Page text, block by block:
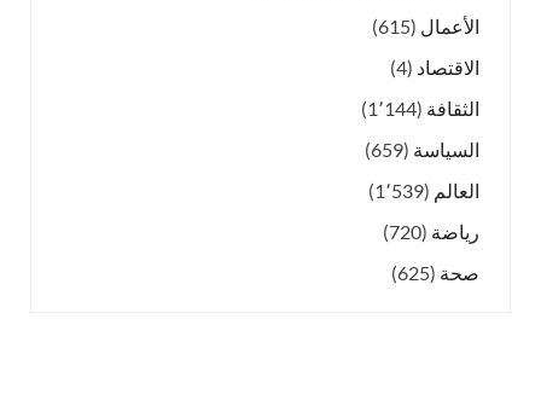
الأعمال (615)
الاقتصاد (4)
الثقافة (1٬144)
السياسة (659)
العالم (1٬539)
رياضة (720)
صحة (625)